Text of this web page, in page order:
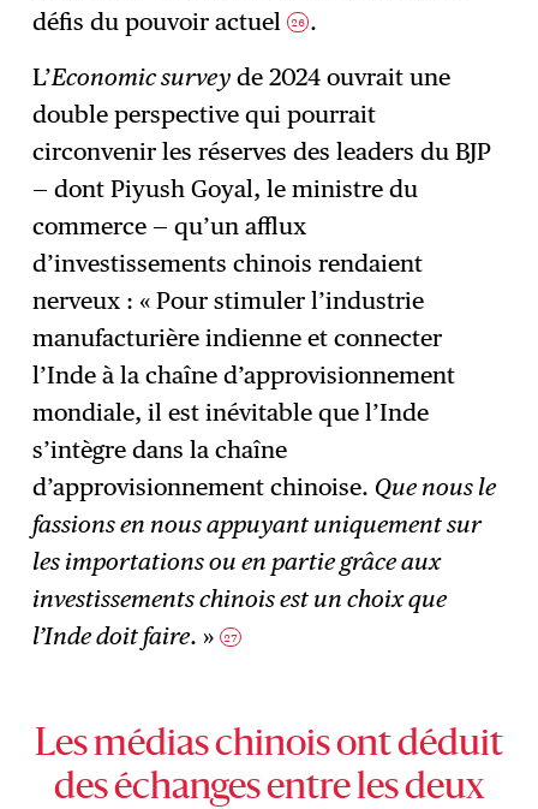
défis du pouvoir actuel26 .
L’Economic survey de 2024 ouvrait une
double perspective qui pourrait
circonvenir les réserves des leaders du BJP
— dont Piyush Goyal, le ministre du
commerce — qu’un afflux
d’investissements chinois rendaient
nerveux : « Pour stimuler l’industrie
manufacturière indienne et connecter
l’Inde à la chaîne d’approvisionnement
mondiale, il est inévitable que l’Inde
s’intègre dans la chaîne
d’approvisionnement chinoise. Que nous le
fassions en nous appuyant uniquement sur
les importations ou en partie grâce aux
investissements chinois est un choix que
l’Inde doit faire. »27
Les médias chinois ont déduit
des échanges entre les deux